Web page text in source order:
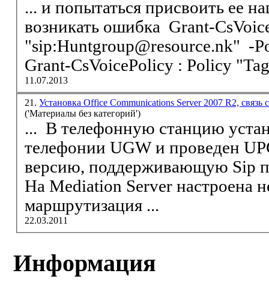
... и попытаться присвоить ее
возникать ошибка Grant-CsVoicePolicy -Identity
"sip:Huntgroup@resource.nk" -
Grant-CsVoicePolicy : Policy
11.07.2013
21.Установка Office Communications Server 2007 R2,
('Материалы без категорий')
... В телефонную станцию
телефонии UGW и проведен UPGRADE на последнюю
версию, поддерживающую Sip
На Mediation Server настроена необходимая
маршрутизация ...
22.03.2011
Информация